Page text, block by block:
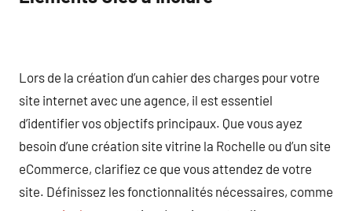
Lors de la création d’un cahier des charges pour votre
site internet avec une agence, il est essentiel
d’identifier vos objectifs principaux. Que vous ayez
besoin d’une création site vitrine la Rochelle ou d’un site
eCommerce, clarifiez ce que vous attendez de votre
site. Définissez les fonctionnalités nécessaires, comme